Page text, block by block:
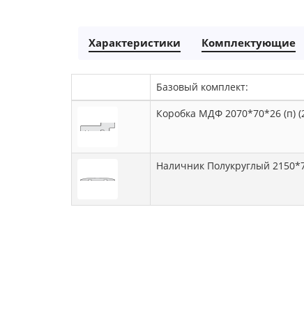
Характеристики Комплектующие
Базовый комплект:
Коробка МДФ 2070*70*26 (п)
Наличник Полукруглый